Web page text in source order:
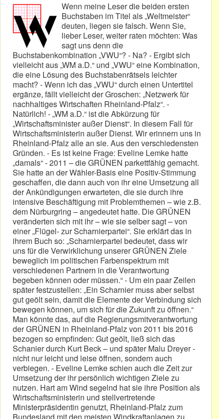
Wenn meine Leser die beiden ersten
Buchstaben im Titel als „Weltmeister“
deuten, liegen sie falsch. Wenn Sie,
lieber Leser, weiter raten möchten: Was
sagt uns denn die
Buchstabenkombination „VWU“? - Na? - Ergibt sich
vielleicht aus „WM a.D.“ und „VWU“ eine Kombination,
die eine Lösung des Buchstabenrätsels leichter
macht? - Wenn ich das „VWU“ durch einen Untertitel
ergänze, fällt vielleicht der Groschen: „Netzwerk für
nachhaltiges Wirtschaften Rheinland-Pfalz“. -
Natürlich! - „WM a.D.“ ist die Abkürzung für
„Wirtschaftsminister außer Dienst“. In diesem Fall für
Wirtschaftsministerin außer Dienst. Wir erinnern uns in
Rheinland-Pfalz alle an sie. Aus den verschiedensten
Gründen. - Es ist keine Frage: Eveline Lemke hatte
„damals“ - 2011 – die GRÜNEN parkettfähig gemacht.
Sie hatte an der Wähler-Basis eine Positiv-Stimmung
geschaffen, die dann auch von ihr eine Umsetzung all
der Ankündigungen erwarteten, die sie durch ihre
intensive Beschäftigung mit Problemthemen – wie z.B.
dem Nürburgring – angedeutet hatte. Die GRÜNEN
veränderten sich mit ihr – wie sie selber sagt – von
einer „Flügel- zur Scharnierpartei“. Sie erklärt das in
ihrem Buch so: „Scharnierpartei bedeutet, dass wir
uns für die Verwirklichung unserer GRÜNEN Ziele
beweglich im politischen Farbenspektrum mit
verschiedenen Partnern in die Verantwortung
begeben können oder müssen.“ - Um ein paar Zeilen
später festzustellen: „Ein Scharnier muss aber selbst
gut geölt sein, damit die Elemente der Verbindung sich
bewegen können, um sich für die Zukunft zu öffnen.“
Man könnte das, auf die Regierungsmitverantwortung
der GRÜNEN in Rheinland-Pfalz von 2011 bis 2016
bezogen so empfinden: Gut geölt, ließ sich das
Schanier durch Kurt Beck – und später Malu Dreyer -
nicht nur leicht und leise öffnen, sondern auch
verbiegen. - Eveline Lemke schien auch die Zeit zur
Umsetzung der ihr persönlich wichtigen Ziele zu
nutzen. Hart am Wind segelnd hat sie ihre Position als
Wirtschaftsministerin und stellvertretende
Ministerpräsidentin genutzt, Rheinland-Pfalz zum